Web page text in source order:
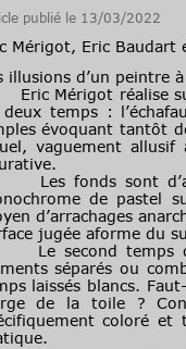
publié le 13/03/2022
Mérigot, Eric Baudart
illusions d’un peintre
Mérigot réalise sur
deux temps :
évoquant tantôt
vaguement allusif
fonds sont
de pastel
d’arrachages
jugée aforme du
second temps de
séparés ou
laissés blancs.
de la toile ?
coloré et